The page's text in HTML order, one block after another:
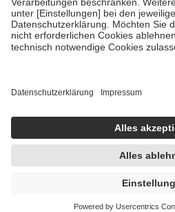
GKV getragen werden
• empfohlenen Schutzimpfungen
• Harn- und Blutteststreifen
getroffen, um sicherzustellen, dass es
https://help.etrusted.com/hc/de/
Einige Bilder und Inhalte wurden